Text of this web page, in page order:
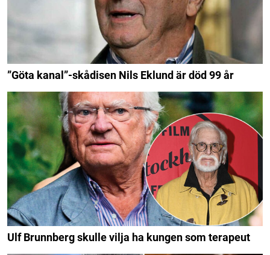
”Göta kanal”-skådisen Nils Eklund är död 99 år
Ulf Brunnberg skulle vilja ha kungen som terapeut